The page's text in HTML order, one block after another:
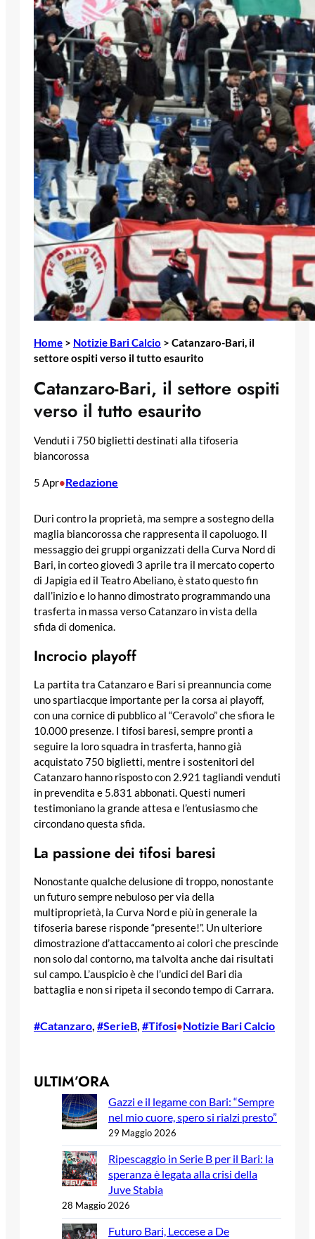
Home > Notizie Bari Calcio > Catanzaro-Bari, il
settore ospiti verso il tutto esaurito
Catanzaro-Bari, il settore ospiti
verso il tutto esaurito
Venduti i 750 biglietti destinati alla tifoseria
biancorossa
5 Apr•Redazione
Duri contro la proprietà, ma sempre a sostegno della
maglia biancorossa che rappresenta il capoluogo. Il
messaggio dei gruppi organizzati della Curva Nord di
Bari, in corteo giovedì 3 aprile tra il mercato coperto
di Japigia ed il Teatro Abeliano, è stato questo fin
dall’inizio e lo hanno dimostrato programmando una
trasferta in massa verso Catanzaro in vista della
sfida di domenica.
Incrocio playoff
La partita tra Catanzaro e Bari si preannuncia come
uno spartiacque importante per la corsa ai playoff,
con una cornice di pubblico al “Ceravolo” che sfiora le
10.000 presenze. I tifosi baresi, sempre pronti a
seguire la loro squadra in trasferta, hanno già
acquistato 750 biglietti, mentre i sostenitori del
Catanzaro hanno risposto con 2.921 tagliandi venduti
in prevendita e 5.831 abbonati. Questi numeri
testimoniano la grande attesa e l’entusiasmo che
circondano questa sfida.
La passione dei tifosi baresi
Nonostante qualche delusione di troppo, nonostante
un futuro sempre nebuloso per via della
multiproprietà, la Curva Nord e più in generale la
tifoseria barese risponde “presente!”. Un ulteriore
dimostrazione d’attaccamento ai colori che prescinde
non solo dal contorno, ma talvolta anche dai risultati
sul campo. L’auspicio è che l’undici del Bari dia
battaglia e non si ripeta il secondo tempo di Carrara.
#Catanzaro, #SerieB, #Tifosi•Notizie Bari Calcio
ULTIM’ORA
Gazzi e il legame con Bari: “Sempre
nel mio cuore, spero si rialzi presto”
29 Maggio 2026
Ripescaggio in Serie B per il Bari: la
speranza è legata alla crisi della
Juve Stabia
28 Maggio 2026
Futuro Bari, Leccese a De